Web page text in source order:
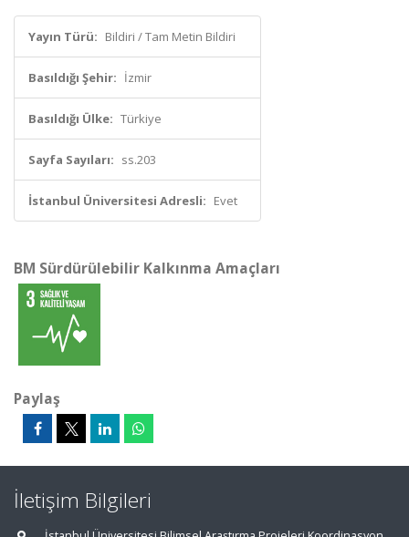
Yayın Türü: Bildiri / Tam Metin Bildiri
Basıldığı Şehir: İzmir
Basıldığı Ülke: Türkiye
Sayfa Sayıları: ss.203
İstanbul Üniversitesi Adresli: Evet
BM Sürdürülebilir Kalkınma Amaçları
Paylaş
İletişim Bilgileri